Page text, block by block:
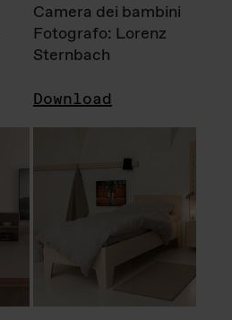
Camera dei bambini
Fotografo: Lorenz
Sternbach
Download